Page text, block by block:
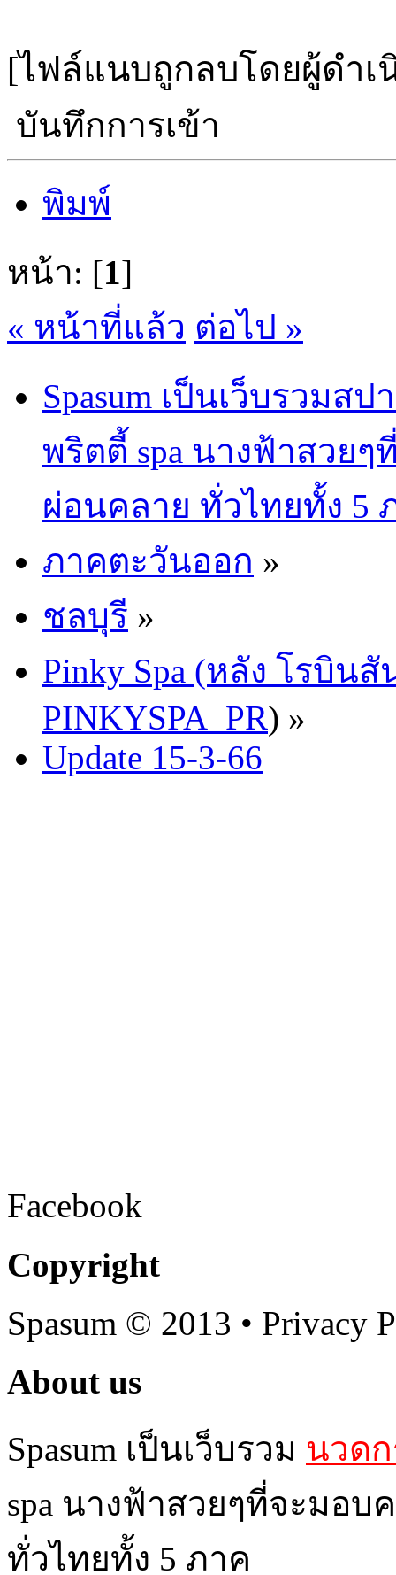
[ไฟล์แนบถูกลบโดยผู้ดำเ
บันทึกการเข้า
พิมพ์
หน้า: [1]
« หน้าที่แล้ว ต่อไป »
Spasum เป็นเว็บรวม
พริตตี้ spa นางฟ้าสวย
ผ่อนคลาย ทั่วไทยทั้ง 5
ภาคตะวันออก »
ชลบุรี »
Pinky Spa (หลัง โรบิน
PINKYSPA_PR) »
Update 15-3-66
Facebook
Copyright
Spasum © 2013 • Privacy
About us
Spasum เป็นเว็บรวม นวด
spa นางฟ้าสวยๆที่จะมอ
ทั่วไทยทั้ง 5 ภาค